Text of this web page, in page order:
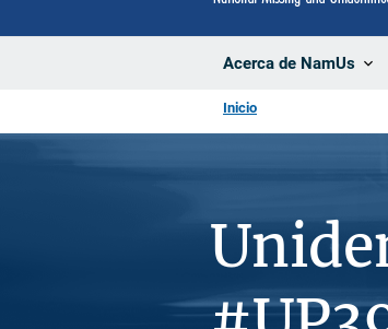
Acerca de NamUs
Inicio